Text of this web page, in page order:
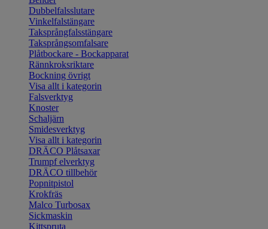
Dubbelfalsslutare
Vinkelfalstängare
Taksprångfalsstängare
Taksprångsomfalsare
Plåtbockare - Bockapparat
Rännkroksriktare
Bockning övrigt
Visa allt i kategorin
Falsverktyg
Knoster
Schaljärn
Smidesverktyg
Visa allt i kategorin
DRÄCO Plåtsaxar
Trumpf elverktyg
DRÄCO tillbehör
Popnitpistol
Krokfräs
Malco Turbosax
Sickmaskin
Kittspruta